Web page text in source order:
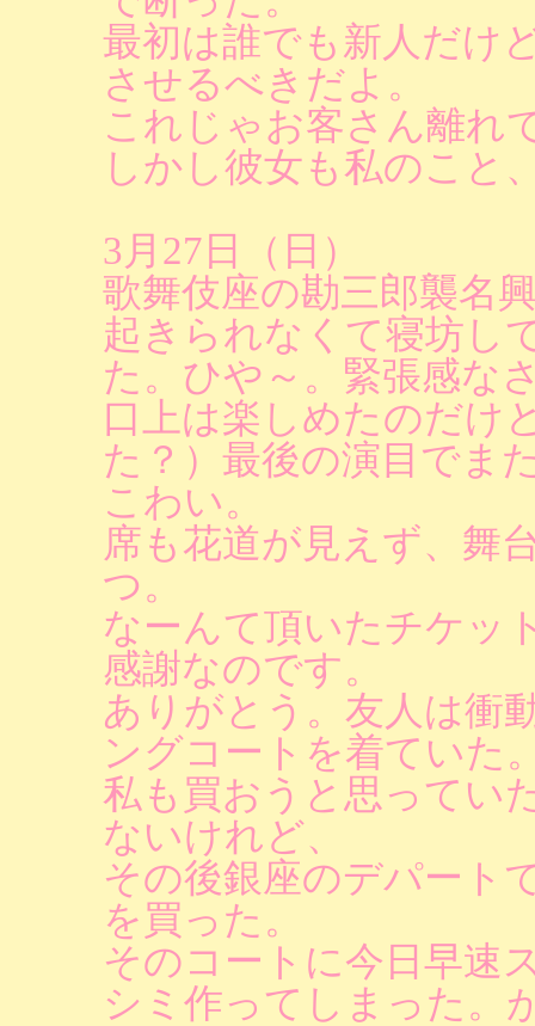
最初は誰でも新人だけ
させるべきだよ。
これじゃお客さん離れ
しかし彼女も私のこと
3月27日（日）
歌舞伎座の勘三郎襲名
起きられなくて寝坊し
た。ひや～。緊張感な
口上は楽しめたのだけ
た？）最後の演目でま
こわい。
席も花道が見えず、舞
つ。
なーんて頂いたチケッ
感謝なのです。
ありがとう。友人は衝
ングコートを着ていた
私も買おうと思ってい
ないけれど、
その後銀座のデパート
を買った。
そのコートに今日早速
シミ作ってしまった。